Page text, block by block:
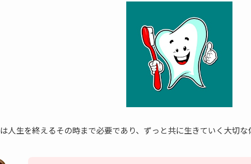
は人生を終えるその時まで必要であり、ずっと共に生きていく大切な